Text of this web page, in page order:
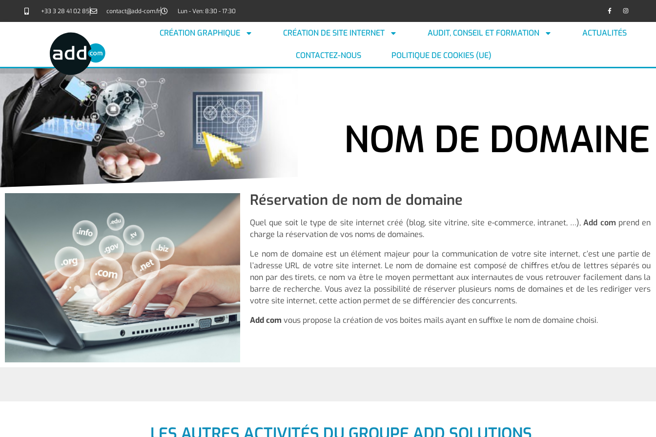
+33 3 28 41 02 85 contact@add-com.fr Lun - Ven: 8:30 - 17:30
CRÉATION GRAPHIQUE CRÉATION DE SITE INTERNET AUDIT, CONSEIL ET FORMATION ACTUALITÉS
CONTACTEZ-NOUS POLITIQUE DE COOKIES (UE)
NOM DE DOMAINE
Réservation de nom de domaine
Quel que soit le type de site internet créé (blog, site vitrine, site e-commerce, intranet, …),Add com prend en
charge la réservation de vos noms de domaines.
Le nom de domaine est un élément majeur pour la communication de votre site internet, c’est une partie de
l’adresse URL de votre site internet. Le nom de domaine est composé de chiffres et/ou de lettres séparés ou
non par des tirets, ce nom va être le moyen permettant aux internautes de vous retrouver facilement dans la
barre de recherche. Vous avez la possibilité de réserver plusieurs noms de domaines et de les rediriger vers
votre site internet, cette action permet de se différencier des concurrents.
Add com vous propose la création de vos boites mails ayant en suffixe le nom de domaine choisi.